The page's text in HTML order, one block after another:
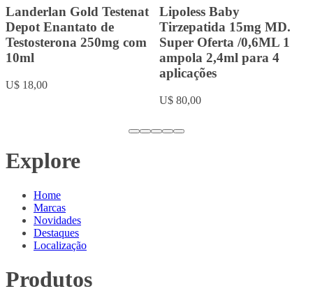
Tirzec Tirzepatida 15mg
MD. /0,5ML 1 ampola
2ml para 4 aplicações
Super Oferta
U$ 80,00
Landerlan Gold
Durateston com 10ml
U$ 20,00
Explore
Home
Marcas
Novidades
Destaques
Localização
Produtos